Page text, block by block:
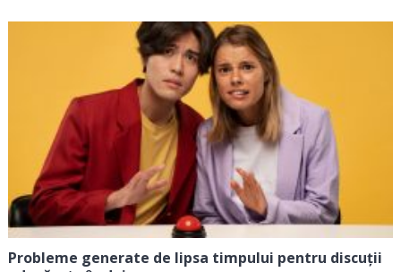
Probleme generate de lipsa timpului pentru discuții